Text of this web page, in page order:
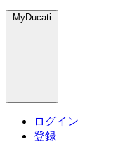
MyDucati
ログイン
登録